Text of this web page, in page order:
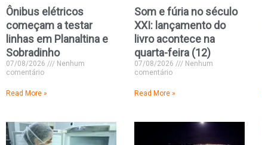
Ônibus elétricos
começam a testar
linhas em Planaltina e
Sobradinho
07/08/2026
Nenhum
comentário
Read More »
Som e fúria no século
XXI: lançamento do
livro acontece na
quarta-feira (12)
07/08/2026
Nenhum
comentário
Read More »